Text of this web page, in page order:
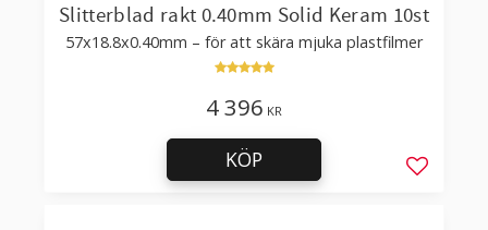
Slitterblad rakt 0.40mm Solid Keram 10st
57x18.8x0.40mm – för att skära mjuka plastfilmer
4 396 KR
Lägg till
KÖP